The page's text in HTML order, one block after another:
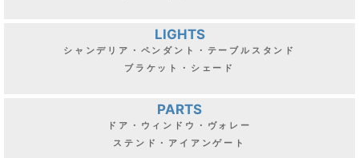
LIGHTS
シャンデリア・ペンダント・テーブルスタンド
ブラケット・シェード
PARTS
ドア・ウィンドウ・ヴォレー
ステンド・アイアンゲート